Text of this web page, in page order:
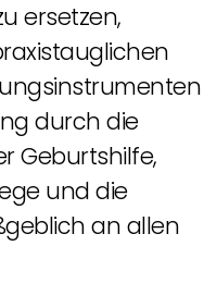
ersetzen,
durch die
Geburtshilfe,
und die
an allen